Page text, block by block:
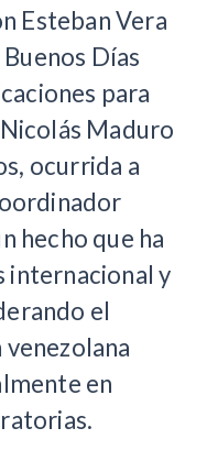
Esteban Vera
Días
para
Maduro
ocurrida a
hecho que ha
internacional y
el
en